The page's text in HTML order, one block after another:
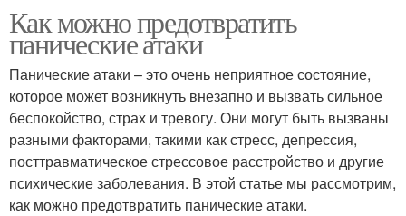
Как можно предотвратить
панические атаки
Панические атаки – это очень неприятное состояние,
которое может возникнуть внезапно и вызвать сильное
беспокойство, страх и тревогу. Они могут быть вызваны
разными факторами, такими как стресс, депрессия,
посттравматическое стрессовое расстройство и другие
психические заболевания. В этой статье мы рассмотрим,
как можно предотвратить панические атаки.